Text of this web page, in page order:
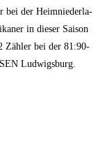
bei der Heim­nie­der­la­
in die­ser Sai­son
Zäh­ler bei der 81:90-
Ludwigsburg.